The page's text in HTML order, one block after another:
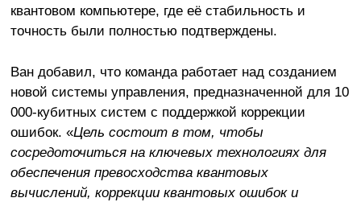
квантовом компьютере, где её стабильность и
точность были полностью подтверждены.
Ван добавил, что команда работает над созданием
новой системы управления, предназначенной для 10
000-кубитных систем с поддержкой коррекции
ошибок. «Цель состоит в том, чтобы
сосредоточиться на ключевых технологиях для
обеспечения превосходства квантовых
вычислений, коррекции квантовых ошибок и